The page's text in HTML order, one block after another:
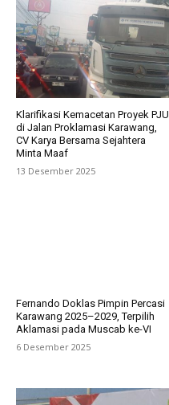
Klarifikasi Kemacetan Proyek PJU
di Jalan Proklamasi Karawang,
CV Karya Bersama Sejahtera
Minta Maaf
13 Desember 2025
Fernando Doklas Pimpin Percasi
Karawang 2025–2029, Terpilih
Aklamasi pada Muscab ke-VI
6 Desember 2025